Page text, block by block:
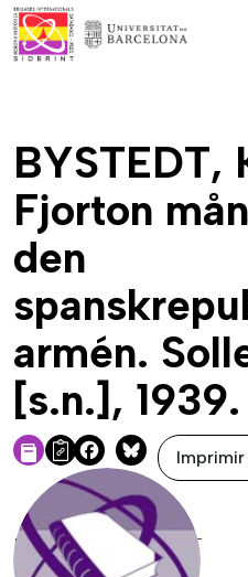
BYSTEDT,
Fjorton
den
armén.
[s.n.], 1939.
Facebook
Bluesky
DADES DE LA FONT